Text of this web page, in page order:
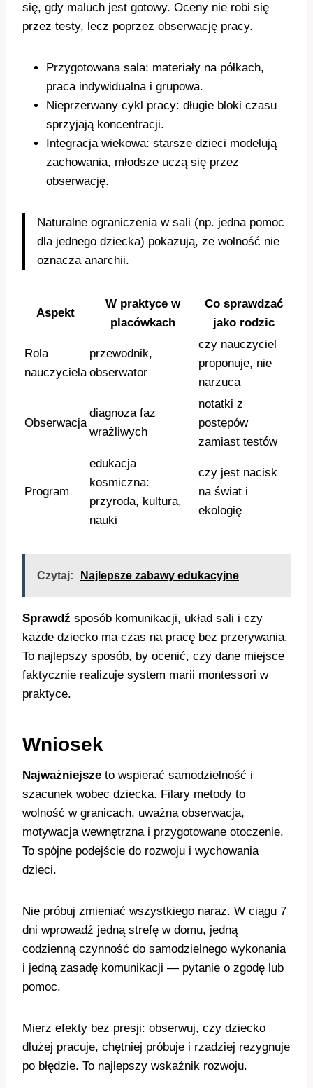
się, gdy maluch jest gotowy. Oceny nie robi się
przez testy, lecz poprzez obserwację pracy.
Przygotowana sala: materiały na półkach,
praca indywidualna i grupowa.
Nieprzerwany cykl pracy: długie bloki czasu
sprzyjają koncentracji.
Integracja wiekowa: starsze dzieci modelują
zachowania, młodsze uczą się przez
obserwację.
Naturalne ograniczenia w sali (np. jedna pomoc
dla jednego dziecka) pokazują, że wolność nie
oznacza anarchii.
Aspekt
W praktyce w
placówkach
Co sprawdzać
jako rodzic
Rola
nauczyciela
przewodnik,
obserwator
czy nauczyciel
proponuje, nie
narzuca
Obserwacja
diagnoza faz
wrażliwych
notatki z
postępów
zamiast testów
Program
edukacja
kosmiczna:
przyroda, kultura,
nauki
czy jest nacisk
na świat i
ekologię
Czytaj: Najlepsze zabawy edukacyjne
Sprawdź sposób komunikacji, układ sali i czy
każde dziecko ma czas na pracę bez przerywania.
To najlepszy sposób, by ocenić, czy dane miejsce
faktycznie realizuje system marii montessori w
praktyce.
Wniosek
Najważniejsze to wspierać samodzielność i
szacunek wobec dziecka. Filary metody to
wolność w granicach, uważna obserwacja,
motywacja wewnętrzna i przygotowane otoczenie.
To spójne podejście do rozwoju i wychowania
dzieci.
Nie próbuj zmieniać wszystkiego naraz. W ciągu 7
dni wprowadź jedną strefę w domu, jedną
codzienną czynność do samodzielnego wykonania
i jedną zasadę komunikacji — pytanie o zgodę lub
pomoc.
Mierz efekty bez presji: obserwuj, czy dziecko
dłużej pracuje, chętniej próbuje i rzadziej rezygnuje
po błędzie. To najlepszy wskaźnik rozwoju.